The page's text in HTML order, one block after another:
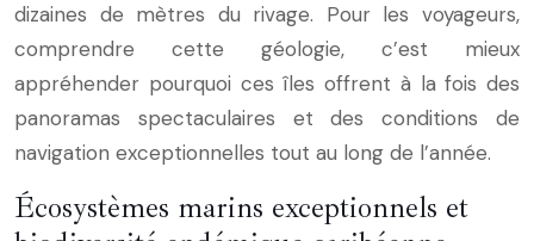
dizaines de mètres du rivage. Pour les voyageurs,
comprendre cette géologie, c’est mieux
appréhender pourquoi ces îles offrent à la fois des
panoramas spectaculaires et des conditions de
navigation exceptionnelles tout au long de l’année.
Écosystèmes marins exceptionnels et